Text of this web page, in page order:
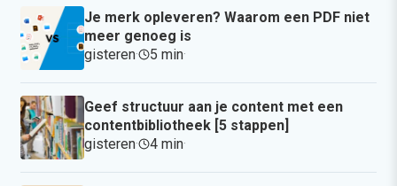
Je merk opleveren? Waarom een PDF niet
meer genoeg is
gisteren· 5 min·
Geef structuur aan je content met een
contentbibliotheek [5 stappen]
gisteren· 4 min·